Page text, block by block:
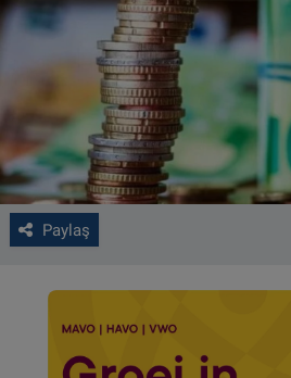
Paylaş
ALGEMENE VOORWAARDEN
CONTACT
Çerez Politikası